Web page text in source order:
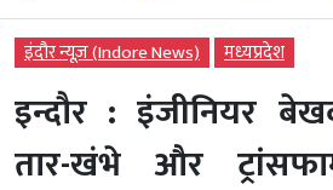
इंदौर न्यूज़ (Indore News) मध्‍यप्रदेश
इन्दौर : इंजीनियर
तार-खंभे और